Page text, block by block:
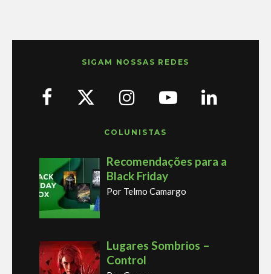
SIGAM NOSSAS REDES
COLUNISTAS
Recomendações para a
Black Friday
Por Telmo Camargo
Lugares Sombrios –
Control